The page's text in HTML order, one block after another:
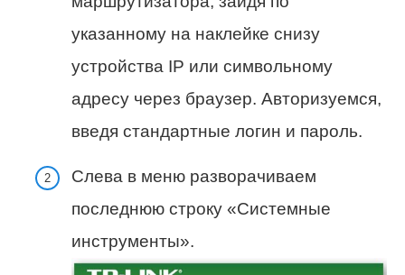
указанному на наклейке снизу
устройства IP или символьному
адресу через браузер. Авторизуемся,
введя стандартные логин и пароль.
Слева в меню разворачиваем
последнюю строку «Системные
инструменты».